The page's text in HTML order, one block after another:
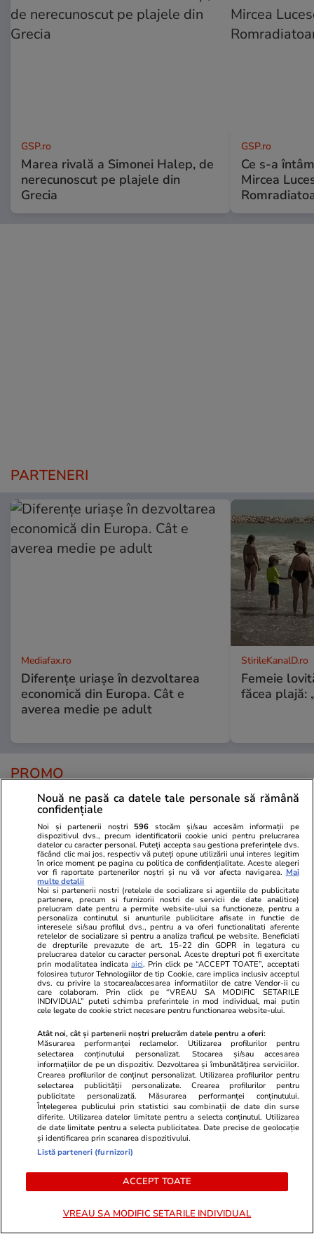
GSP.ro
Marea rivală a Simonei Halep, de
nerecunoscut pe plajele din
Grecia
GSP.ro
Ce s-a
Mircea
PARTENERI
Mediafax.ro
Diferențe uriașe în dezvoltarea
economică din Europa. Cât e
averea medie pe adult
StirileKanalD.ro
Femeie
făcea plajă:
PROMO
Advertorial
Smart is the new chic: Cum ne
ajută tehnologia să ne reinventăm
Advertorial
Înscrie-te
voucher de
PARTENERI
Nouă ne pasă ca datele tale personale să rămână
confidențiale
Noi și partenerii noștri 596 stocăm și/sau accesăm informații pe
dispozitivul dvs., precum identificatorii cookie unici pentru prelucrarea
datelor cu caracter personal. Puteți accepta sau gestiona preferințele dvs.
făcând clic mai jos, respectiv vă puteți opune utilizării unui interes legitim
în orice moment pe pagina cu politica de confidențialitate. Aceste alegeri
vor fi raportate partenerilor noștri și nu vă vor afecta navigarea. Mai
multe detalii
Noi si partenerii nostri (retelele de socializare si agentiile de publicitate
partenere, precum si furnizorii nostri de servicii de date analitice)
prelucram date pentru a permite website-ului sa functioneze, pentru a
personaliza continutul si anunturile publicitare afisate in functie de
interesele si/sau profilul dvs., pentru a va oferi functionalitati aferente
retelelor de socializare si pentru a analiza traficul pe website. Beneficiati
de drepturile prevazute de art. 15-22 din GDPR in legatura cu
prelucrarea datelor cu caracter personal. Aceste drepturi pot fi exercitate
prin modalitatea indicataaici. Prin click pe “ACCEPT TOATE”, acceptati
folosirea tuturor Tehnologiilor de tip Cookie, care implica inclusiv acceptul
dvs. cu privire la stocarea/accesarea informatiilor de catre Vendor-ii cu
care colaboram. Prin click pe “VREAU SA MODIFIC SETARILE
INDIVIDUAL” puteti schimba preferintele in mod individual, mai putin
cele legate de cookie strict necesare pentru functionarea website-ului.
Atât noi, cât și partenerii noștri prelucrăm datele pentru a oferi:
Măsurarea performanței reclamelor. Utilizarea profilurilor pentru
selectarea conținutului personalizat. Stocarea și/sau accesarea
informațiilor de pe un dispozitiv. Dezvoltarea și îmbunătățirea serviciilor.
Crearea profilurilor de conținut personalizat. Utilizarea profilurilor pentru
selectarea publicității personalizate. Crearea profilurilor pentru
publicitate personalizată. Măsurarea performanței conținutului.
Înțelegerea publicului prin statistici sau combinații de date din surse
diferite. Utilizarea datelor limitate pentru a selecta conținutul. Utilizarea
de date limitate pentru a selecta publicitatea. Date precise de geolocație
și identificarea prin scanarea dispozitivului.
Listă parteneri (furnizori)
ACCEPT TOATE
VREAU SA MODIFIC SETARILE INDIVIDUAL